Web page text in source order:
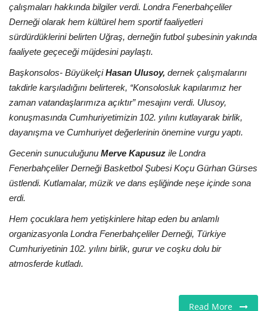
çalışmaları hakkında bilgiler verdi. Londra Fenerbahçeliler
Derneği olarak hem kültürel hem sportif faaliyetleri
sürdürdüklerini belirten Uğraş, derneğin futbol şubesinin yakında
faaliyete geçeceği müjdesini paylaştı.
Başkonsolos- BüyükelçiHasan Ulusoy, dernek çalışmalarını
takdirle karşıladığını belirterek, “Konsolosluk kapılarımız her
zaman vatandaşlarımıza açıktır” mesajını verdi. Ulusoy,
konuşmasında Cumhuriyetimizin 102. yılını kutlayarak birlik,
dayanışma ve Cumhuriyet değerlerinin önemine vurgu yaptı.
Gecenin sunuculuğunu Merve Kapusuz ile Londra
Fenerbahçeliler Derneği Basketbol Şubesi Koçu Gürhan Gürses
üstlendi. Kutlamalar, müzik ve dans eşliğinde neşe içinde sona
erdi.
Hem çocuklara hem yetişkinlere hitap eden bu anlamlı
organizasyonla Londra Fenerbahçeliler Derneği, Türkiye
Cumhuriyetinin 102. yılını birlik, gurur ve coşku dolu bir
atmosferde kutladı.
Read More